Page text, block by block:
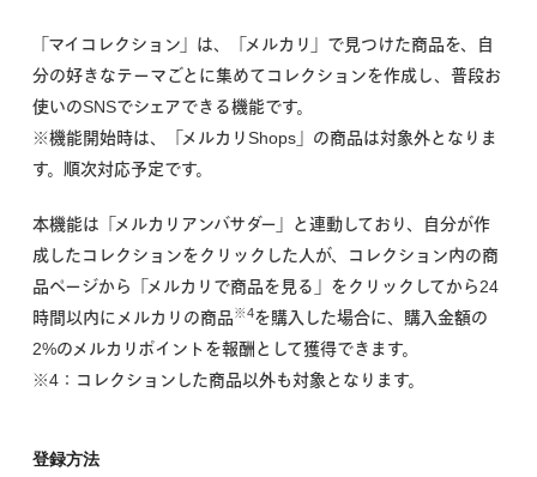
「マイコレクション」は、「メルカリ」で見つけた商品を、自
分の好きなテーマごとに集めてコレクションを作成し、普段お
使いのSNSでシェアできる機能です。
※機能開始時は、「メルカリShops」の商品は対象外となりま
す。順次対応予定です。
本機能は「メルカリアンバサダー」と連動しており、自分が作
成したコレクションをクリックした人が、コレクション内の商
品ページから「メルカリで商品を見る」をクリックしてから24
時間以内にメルカリの商品※4を購入した場合に、購入金額の
2%のメルカリポイントを報酬として獲得できます。
※4：コレクションした商品以外も対象となります。
登録方法